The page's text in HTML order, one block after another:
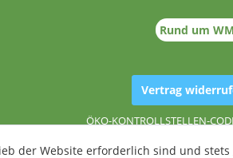
Rund um
Vertrag
ÖKO-KONTROLLSTELLEN-
der Website erforderlich sind und stets